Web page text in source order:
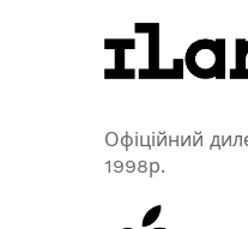
Офіційний
1998р.